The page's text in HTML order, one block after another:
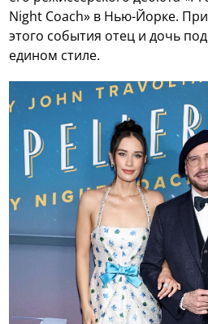
Night Coach» в Нью-Йорке.
этого события отец и дочь
едином стиле.